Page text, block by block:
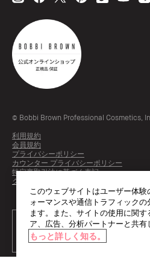
© Bobbi Brown Professional Cosmetics,
利用規約
会員規約
プライバシーポリシー
カウンター プライバシーポリシー
特定商取引法に基づく表記
クッキーを管理する
このウェブサイトはユーザー体
ォーマンスや通信トラフィック
ます。また、サイトの使用に関
ア、広告、分析パートナーと共有
もっと詳しく知る。